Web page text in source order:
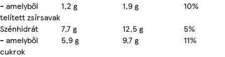
- amelyből
telített zsírsavak
1,2 g 1,9 g
10%
Szénhidrát
7,7 g 12,5 g
5%
- amelyből
cukrok
5,9 g 9,7 g
11%